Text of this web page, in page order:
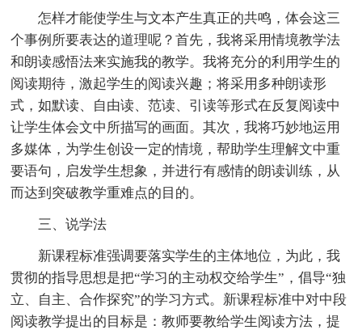
怎样才能使学生与文本产生真正的共鸣，体会这三
个事例所要表达的道理呢？首先，我将采用情境教学法
和朗读感悟法来实施我的教学。我将充分的利用学生的
阅读期待，激起学生的阅读兴趣；将采用多种朗读形
式，如默读、自由读、范读、引读等形式在反复阅读中
让学生体会文中所描写的画面。其次，我将巧妙地运用
多媒体，为学生创设一定的情境，帮助学生理解文中重
要语句，启发学生想象，并进行有感情的朗读训练，从
而达到突破教学重难点的目的。
三、说学法
新课程标准强调要落实学生的主体地位，为此，我
贯彻的指导思想是把“学习的主动权交给学生”，倡导“独
立、自主、合作探究”的学习方式。新课程标准中对中段
阅读教学提出的目标是：教师要教给学生阅读方法，提